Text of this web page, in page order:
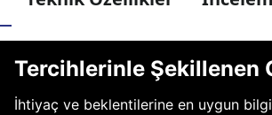
Tercihlerinle Şekillenen
İhtiyaç ve beklentilerine en uygun